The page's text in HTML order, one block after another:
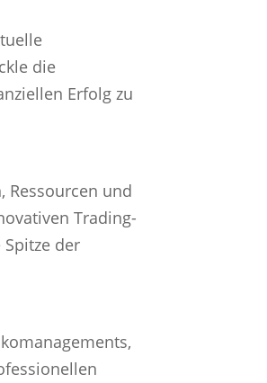
die
Erfolg zu
Ressourcen und
Trading-
der